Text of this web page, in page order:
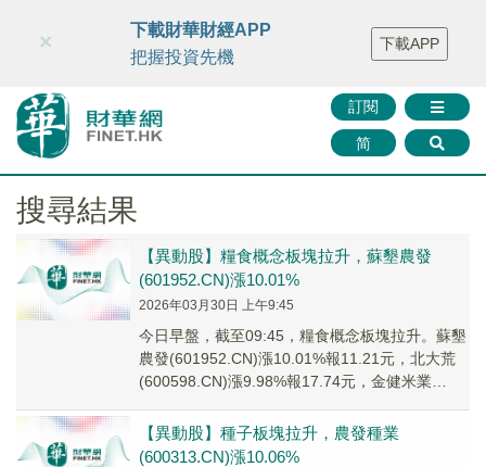
財華智庫網 FINTV FINMETA 財華證券 媒體矩陣
智庫沙龍
聯絡我們
訂閱
简
×
下載財華財經APP
把握投資先機
下載APP
搜尋結果
【異動股】糧食概念板塊拉升，蘇墾農發
(601952.CN)漲10.01%
2026年03月30日 上午9:45
今日早盤，截至09:45，糧食概念板塊拉升。蘇墾
農發(601952.CN)漲10.01%報11.21元，北大荒
(600598.CN)漲9.98%報17.74元，金健米業
【異動股】種子板塊拉升，農發種業
(600313.CN)漲10.06%